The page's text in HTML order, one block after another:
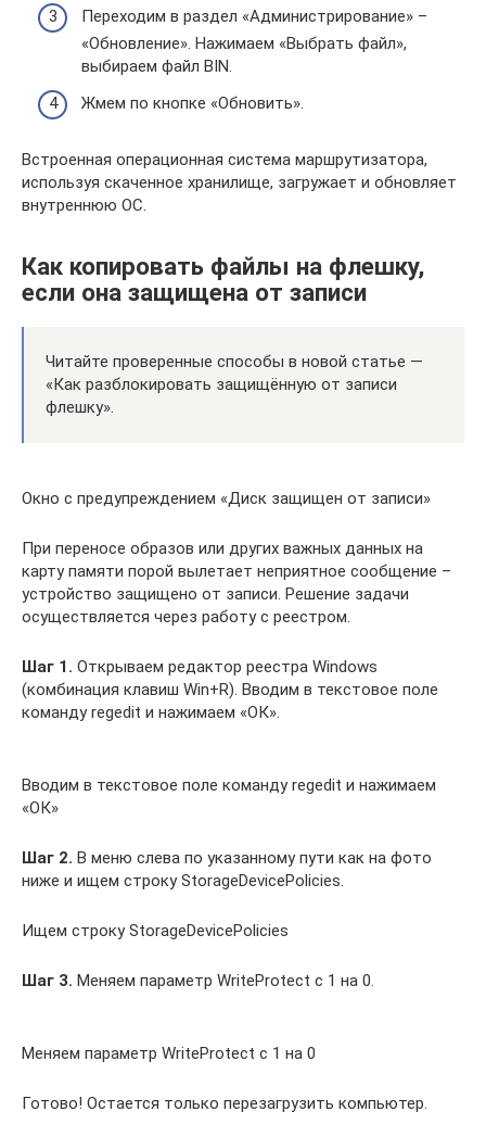
Переходим в раздел «Администрирование» –
«Обновление». Нажимаем «Выбрать файл»,
выбираем файл BIN.
Жмем по кнопке «Обновить».
Встроенная операционная система маршрутизатора,
используя скаченное хранилище, загружает и обновляет
внутреннюю ОС.
Как копировать файлы на флешку,
если она защищена от записи
Читайте проверенные способы в новой статье —
«Как разблокировать защищённую от записи
флешку».
Окно с предупреждением «Диск защищен от записи»
При переносе образов или других важных данных на
карту памяти порой вылетает неприятное сообщение –
устройство защищено от записи. Решение задачи
осуществляется через работу с реестром.
Шаг 1. Открываем редактор реестра Windows
(комбинация клавиш Win+R). Вводим в текстовое поле
команду regedit и нажимаем «ОК».
Вводим в текстовое поле команду regedit и нажимаем
«ОК»
Шаг 2. В меню слева по указанному пути как на фото
ниже и ищем строку StorageDevicePolicies.
Ищем строку StorageDevicePolicies
Шаг 3. Меняем параметр WriteProtect с 1 на 0.
Меняем параметр WriteProtect с 1 на 0
Готово! Остается только перезагрузить компьютер.